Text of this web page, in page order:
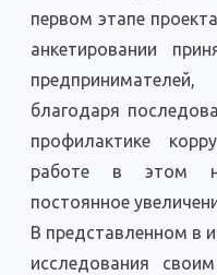
первом этапе
анкетировании
благодаря
профилактике
работе в этом
постоянное
В представленном в
исследования